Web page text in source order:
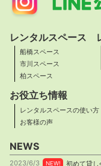
レンタルスペース
船橋スペース
市川スペース
柏スペース
お役立ち情報
レンタルスペースの使い方
お客様の声
NEWS
2023/6/3 NEW! 初めて貸